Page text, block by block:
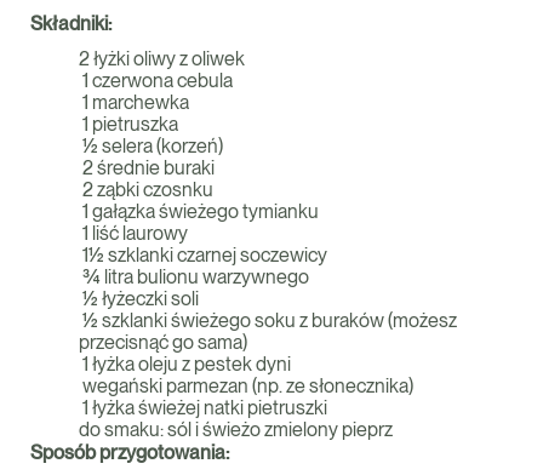
Składniki:
2 łyżki oliwy z oliwek
1 czerwona cebula
1 marchewka
1 pietruszka
½ selera (korzeń)
2 średnie buraki
2 ząbki czosnku
1 gałązka świeżego tymianku
1 liść laurowy
1½ szklanki czarnej soczewicy
¾ litra bulionu warzywnego
½ łyżeczki soli
½ szklanki świeżego soku z buraków (możesz
przecisnąć go sama)
1 łyżka oleju z pestek dyni
wegański parmezan (np. ze słonecznika)
1 łyżka świeżej natki pietruszki
do smaku: sól i świeżo zmielony pieprz
Sposób przygotowania: